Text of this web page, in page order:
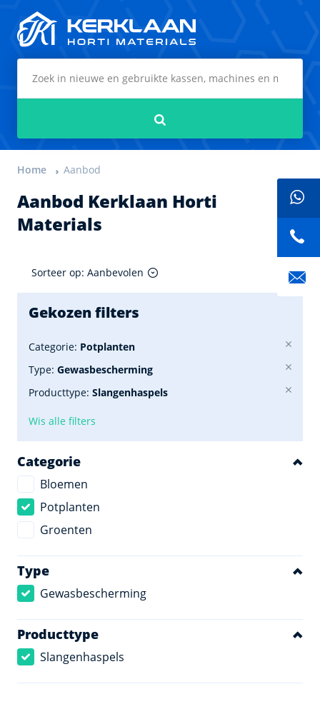
Home Aanbod
Aanbod Kerklaan Horti
Materials
Sorteer op: Aanbevolen
Gekozen filters
Categorie: Potplanten
Type: Gewasbescherming
Producttype: Slangenhaspels
Wis alle filters
Categorie
Bloemen
Potplanten
Groenten
Type
Gewasbescherming
Producttype
Slangenhaspels